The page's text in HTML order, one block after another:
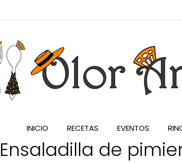
INICIO RECETAS EVENTOS
Ensaladilla de